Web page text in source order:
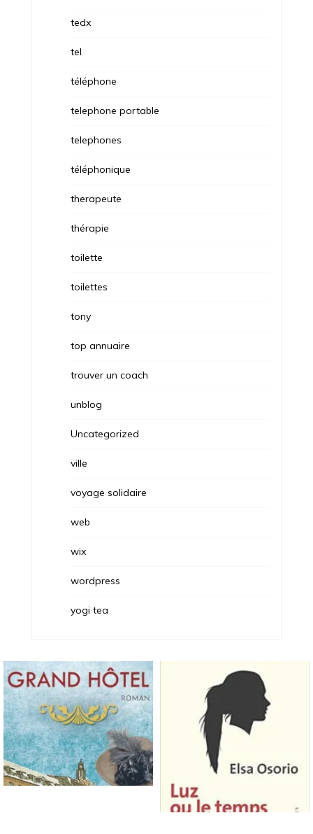
tedx
tel
téléphone
telephone portable
telephones
téléphonique
therapeute
thérapie
toilette
toilettes
tony
top annuaire
trouver un coach
unblog
Uncategorized
ville
voyage solidaire
web
wix
wordpress
yogi tea